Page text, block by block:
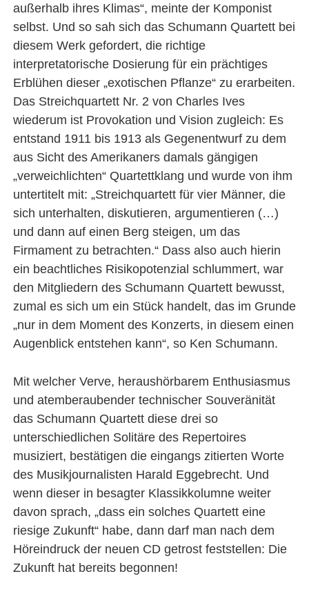
außerhalb ihres Klimas“, meinte der Komponist
selbst. Und so sah sich das Schumann Quartett bei
diesem Werk gefordert, die richtige
interpretatorische Dosierung für ein prächtiges
Erblühen dieser „exotischen Pflanze“ zu erarbeiten.
Das Streichquartett Nr. 2 von Charles Ives
wiederum ist Provokation und Vision zugleich: Es
entstand 1911 bis 1913 als Gegenentwurf zu dem
aus Sicht des Amerikaners damals gängigen
„verweichlichten“ Quartettklang und wurde von ihm
untertitelt mit: „Streichquartett für vier Männer, die
sich unterhalten, diskutieren, argumentieren (…)
und dann auf einen Berg steigen, um das
Firmament zu betrachten.“ Dass also auch hierin
ein beachtliches Risikopotenzial schlummert, war
den Mitgliedern des Schumann Quartett bewusst,
zumal es sich um ein Stück handelt, das im Grunde
„nur in dem Moment des Konzerts, in diesem einen
Augenblick entstehen kann“, so Ken Schumann.
Mit welcher Verve, heraushörbarem Enthusiasmus
und atemberaubender technischer Souveränität
das Schumann Quartett diese drei so
unterschiedlichen Solitäre des Repertoires
musiziert, bestätigen die eingangs zitierten Worte
des Musikjournalisten Harald Eggebrecht. Und
wenn dieser in besagter Klassikkolumne weiter
davon sprach, „dass ein solches Quartett eine
riesige Zukunft“ habe, dann darf man nach dem
Höreindruck der neuen CD getrost feststellen: Die
Zukunft hat bereits begonnen!